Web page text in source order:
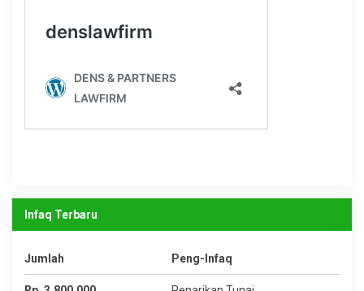
Infaq Terbaru
Jumlah Peng-Infaq